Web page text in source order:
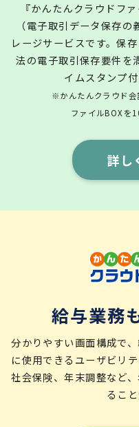
詳し
『かんたんクラウドフ
（電子取引データ保存
レージサービスです。保
法の電子取引保存要件を
イムスタンプ
※かんたんクラウド会
ファイルBOXを
給与業務
分かりやすい画面構成で
に使用できるユーザビリ
社会保険、年末調整など
るこ